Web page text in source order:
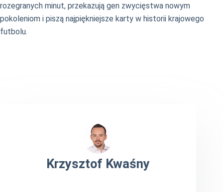
rozegranych minut, przekazują gen zwycięstwa nowym
pokoleniom i piszą najpiękniejsze karty w historii krajowego
futbolu.
Krzysztof Kwaśny